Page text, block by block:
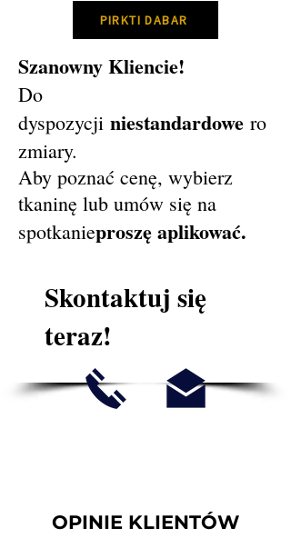
PIRKTI DABAR
Szanowny Kliencie!
Do
dyspozycji niestandardowe ro
zmiary.
Aby poznać cenę, wybierz
tkaninę lub umów się na
spotkanieproszę aplikować.
Skontaktuj się
teraz!
OPINIE KLIENTÓW